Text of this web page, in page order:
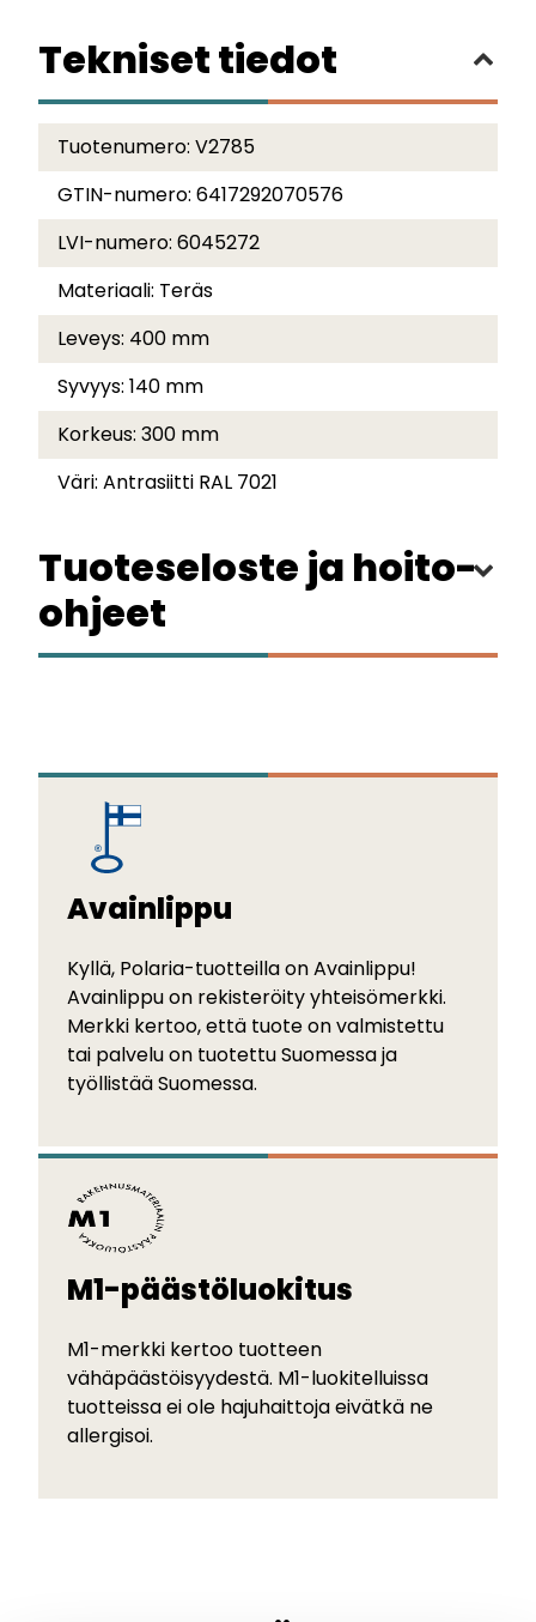
Tekniset tiedot
Tuotenumero: V2785
GTIN-numero: 6417292070576
LVI-numero: 6045272
Materiaali: Teräs
Leveys: 400 mm
Syvyys: 140 mm
Korkeus: 300 mm
Väri: Antrasiitti RAL 7021
Tuoteseloste ja hoito-
ohjeet
Avainlippu
Kyllä, Polaria-tuotteilla on Avainlippu!
Avainlippu on rekisteröity yhteisömerkki.
Merkki kertoo, että tuote on valmistettu
tai palvelu on tuotettu Suomessa ja
työllistää Suomessa.
M1-päästöluokitus
M1-merkki kertoo tuotteen
vähäpäästöisyydestä. M1-luokitelluissa
tuotteissa ei ole hajuhaittoja eivätkä ne
allergisoi.